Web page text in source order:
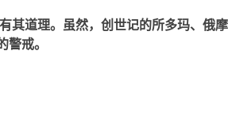
其道理。虽然，创世记的所多玛、俄
戒。